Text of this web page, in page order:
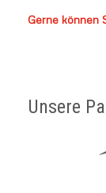
Gerne können
Unsere